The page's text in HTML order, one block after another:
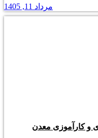
مرداد 11, 1405
و کارآموزی معدن